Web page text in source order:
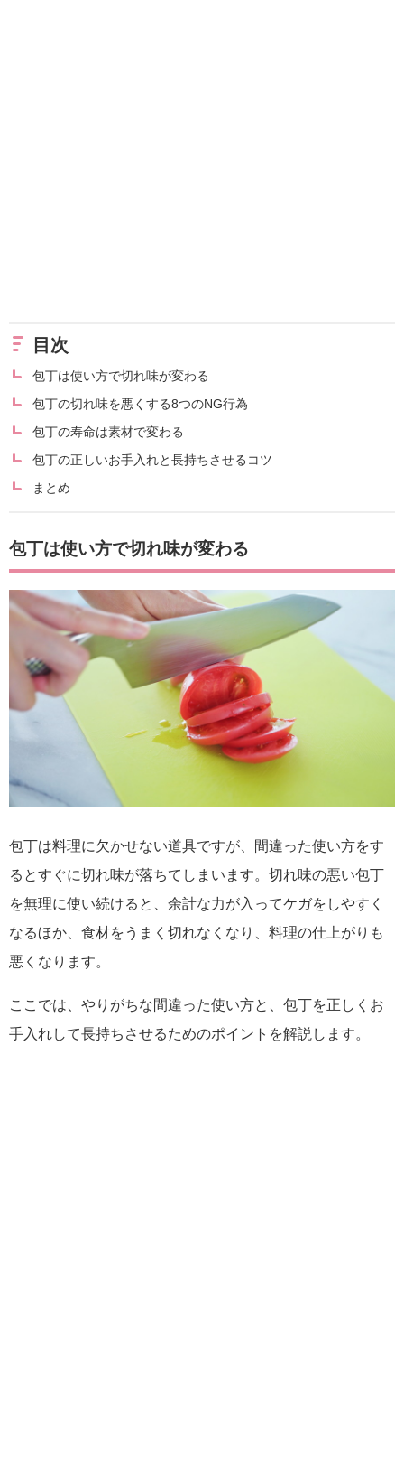
目次
包丁は使い方で切れ味が変わる
包丁の切れ味を悪くする8つのNG行為
包丁の寿命は素材で変わる
包丁の正しいお手入れと長持ちさせるコツ
まとめ
包丁は使い方で切れ味が変わる
包丁は料理に欠かせない道具ですが、間違った使い方をす
るとすぐに切れ味が落ちてしまいます。切れ味の悪い包丁
を無理に使い続けると、余計な力が入ってケガをしやすく
なるほか、食材をうまく切れなくなり、料理の仕上がりも
悪くなります。
ここでは、やりがちな間違った使い方と、包丁を正しくお
手入れして長持ちさせるためのポイントを解説します。